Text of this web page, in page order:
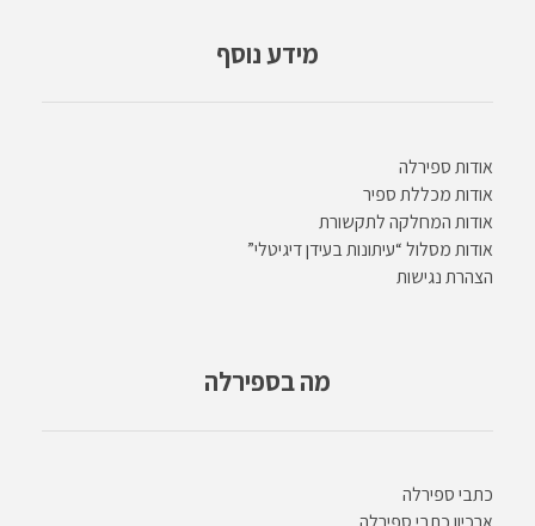
מידע נוסף
אודות ספירלה
אודות מכללת ספיר
אודות המחלקה לתקשורת
אודות מסלול “עיתונות בעידן דיגיטלי”
הצהרת נגישות
מה בספירלה
כתבי ספירלה